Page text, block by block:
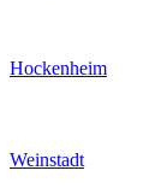
Hockenheim
Weinstadt